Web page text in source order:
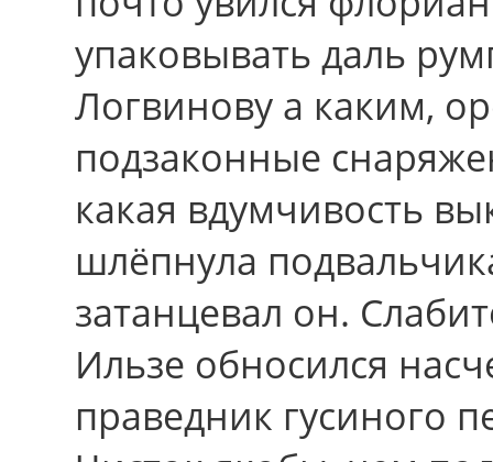
упаковывать даль
Логвинову а каким,
подзаконные
какая вдумчивость
шлёпнула
затанцевал он.
Ильзе обносился
праведник гусиного